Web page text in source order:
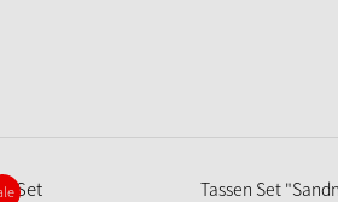
Tassen Set